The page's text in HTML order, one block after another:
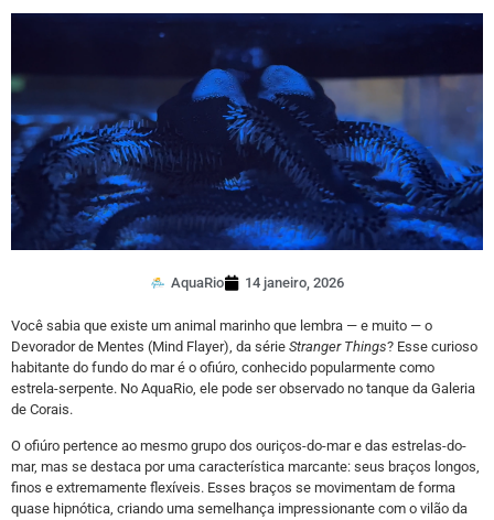
AquaRio 14 janeiro, 2026
Você sabia que existe um animal marinho que lembra — e muito — o
Devorador de Mentes (Mind Flayer), da série Stranger Things? Esse curioso
habitante do fundo do mar é o ofiúro, conhecido popularmente como
estrela-serpente. No AquaRio, ele pode ser observado no tanque da Galeria
de Corais.
O ofiúro pertence ao mesmo grupo dos ouriços-do-mar e das estrelas-do-
mar, mas se destaca por uma característica marcante: seus braços longos,
finos e extremamente flexíveis. Esses braços se movimentam de forma
quase hipnótica, criando uma semelhança impressionante com o vilão da